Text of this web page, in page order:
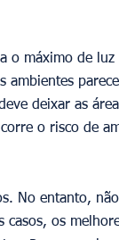
o máximo de
ambientes
deixar as
o risco de
No entanto,
os